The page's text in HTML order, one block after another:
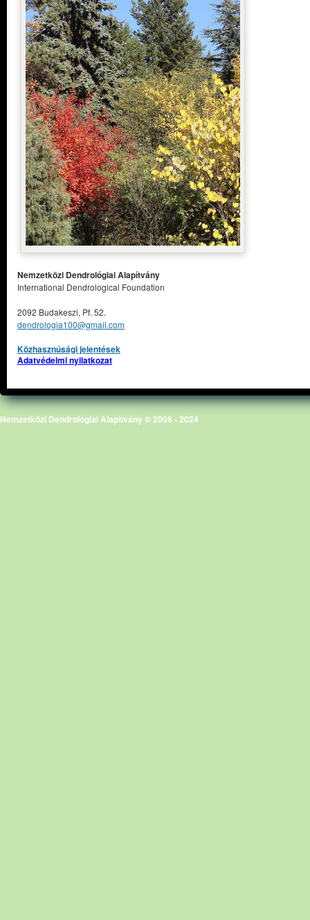
Nemzetközi Dendrológiai Alapítvány
International Dendrological Foundation
2092 Budakeszi, Pf. 52.
dendrologia100@gmail.com
Közhasznúsági jelentések
Adatvédelmi nyilatkozat
Nemzetközi Dendrológiai Alapítvány © 2006 - 2024